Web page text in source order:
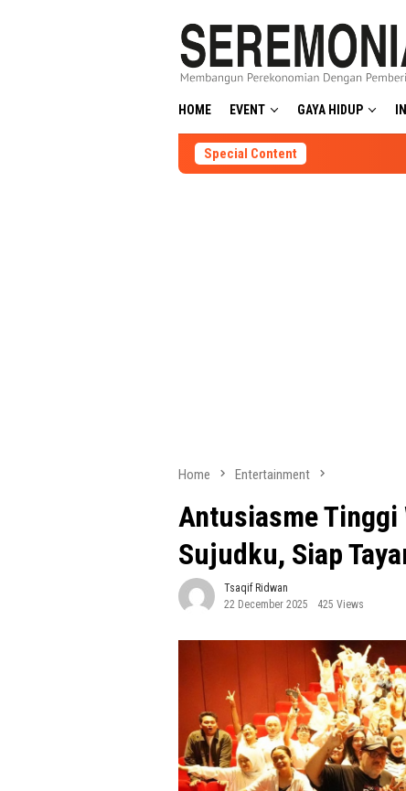
HOME EVENT GAYA HIDUP
Special Content
Home Entertainment
Antusiasme Tinggi
Sujudku, Siap
Tsaqif Ridwan
22 December 2025
425 Views